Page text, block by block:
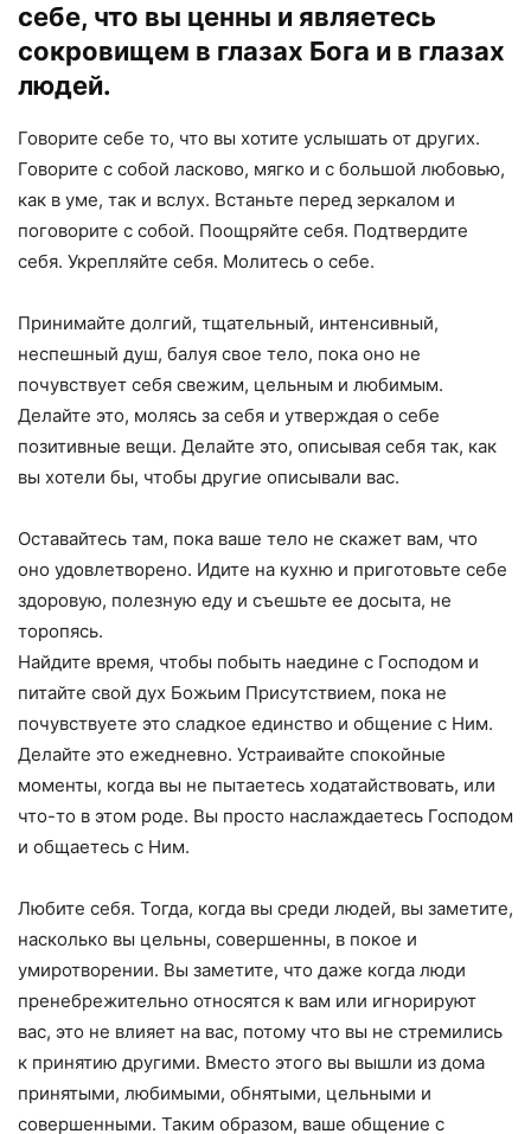
себе, что вы ценны и являетесь
сокровищем в глазах Бога и в глазах
людей.
Говорите себе то, что вы хотите услышать от других.
Говорите с собой ласково, мягко и с большой любовью,
как в уме, так и вслух. Встаньте перед зеркалом и
поговорите с собой. Поощряйте себя. Подтвердите
себя. Укрепляйте себя. Молитесь о себе.
Принимайте долгий, тщательный, интенсивный,
неспешный душ, балуя свое тело, пока оно не
почувствует себя свежим, цельным и любимым.
Делайте это, молясь за себя и утверждая о себе
позитивные вещи. Делайте это, описывая себя так, как
вы хотели бы, чтобы другие описывали вас.
Оставайтесь там, пока ваше тело не скажет вам, что
оно удовлетворено. Идите на кухню и приготовьте себе
здоровую, полезную еду и съешьте ее досыта, не
торопясь.
Найдите время, чтобы побыть наедине с Господом и
питайте свой дух Божьим Присутствием, пока не
почувствуете это сладкое единство и общение с Ним.
Делайте это ежедневно. Устраивайте спокойные
моменты, когда вы не пытаетесь ходатайствовать, или
что-то в этом роде. Вы просто наслаждаетесь Господом
и общаетесь с Ним.
Любите себя. Тогда, когда вы среди людей, вы заметите,
насколько вы цельны, совершенны, в покое и
умиротворении. Вы заметите, что даже когда люди
пренебрежительно относятся к вам или игнорируют
вас, это не влияет на вас, потому что вы не стремились
к принятию другими. Вместо этого вы вышли из дома
принятыми, любимыми, обнятыми, цельными и
совершенными. Таким образом, ваше общение с